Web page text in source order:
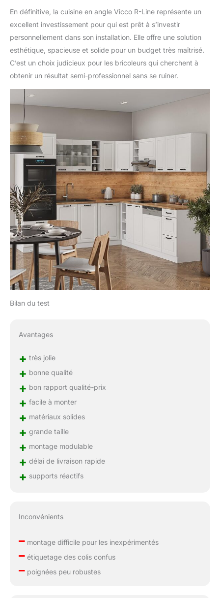
En définitive, la cuisine en angle Vicco R-Line représente un
excellent investissement pour qui est prêt à s’investir
personnellement dans son installation. Elle offre une solution
esthétique, spacieuse et solide pour un budget très maîtrisé.
C’est un choix judicieux pour les bricoleurs qui cherchent à
obtenir un résultat semi-professionnel sans se ruiner.
Bilan du test
Avantages
+ très jolie
+ bonne qualité
+ bon rapport qualité-prix
+ facile à monter
+ matériaux solides
+ grande taille
+ montage modulable
+ délai de livraison rapide
+ supports réactifs
Inconvénients
–montage difficile pour les inexpérimentés
–étiquetage des colis confus
–poignées peu robustes